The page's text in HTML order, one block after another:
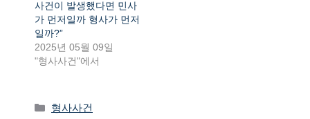
사건이 발생했다면 민사
가 먼저일까 형사가 먼저
일까?”
2025년 05월 09일
"형사사건"에서
Categories
형사사건